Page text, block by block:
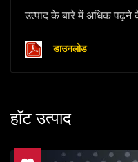
उत्पाद के बारे में अधिक
डाउनलोड
हॉट उत्पाद